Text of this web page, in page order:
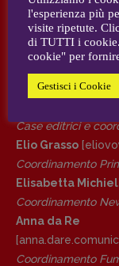
DIRETTRICE
Antonella
REDAZIONE
Anna da Re,
Grasso,Fabio
Marcoli,
Spallina,
CONTATTI
Case editrici e
recensioni
Elisabetta Michielin
AUTORI e
CONTATTI
Case editrici e
Elio Grasso
Coordinamento
Elisabetta
Coordinamento
Anna da Re
Coordinamento
l'esperienza più
visite ripetute.
di TUTTI i
cookie" per
Gestisci i Cookie